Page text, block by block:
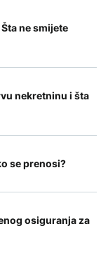
ne smijete
nekretninu i šta
se prenosi?
osiguranja za